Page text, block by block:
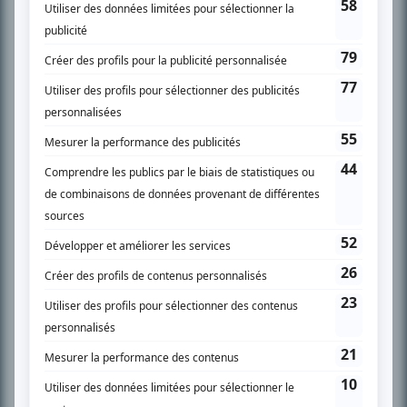
l’actualité télévisuelle au 98,5.
En savoir plus »
PLAN DU SITE
Accueil
Liste des oeuvres
Recherche avancée
À propos